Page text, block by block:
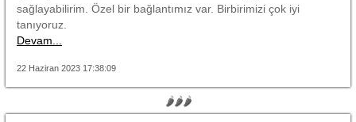
sağlayabilirim. Özel bir bağlantımız var. Birbirimizi çok iyi
tanıyoruz.
Devam...
22 Haziran 2023 17:38:09
🌶🌶🌶